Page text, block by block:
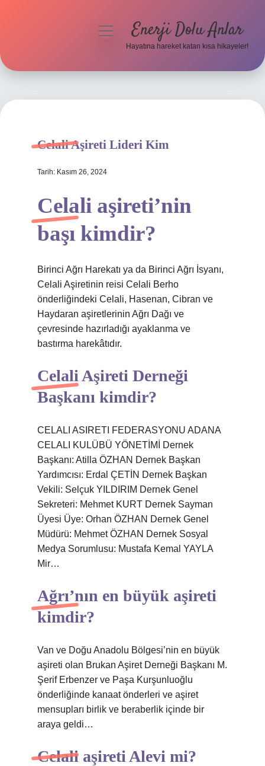
Hakkımızda
menüyüEnerji Dolu Anlar
Hayatına hareket katan kısa hikayeler!
Celali Aşireti Lideri Kim
Tarih: Kasım 26, 2024
Celali aşireti’nin
başı kimdir?
Birinci Ağrı Harekatı ya da Birinci Ağrı İsyanı,
Celali Aşiretinin reisi Celali Berho
önderliğindeki Celali, Hasenan, Cibran ve
Haydaran aşiretlerinin Ağrı Dağı ve
çevresinde hazırladığı ayaklanma ve
bastırma harekâtıdır.
Celali Aşireti Derneği
Başkanı kimdir?
CELALI ASIRETI FEDERASYONU ADANA
CELALI KULÜBÜ YÖNETİMİ Dernek
Başkanı: Atilla ÖZHAN Dernek Başkan
Yardımcısı: Erdal ÇETİN Dernek Başkan
Vekili: Selçuk YILDIRIM Dernek Genel
Sekreteri: Mehmet KURT Dernek Sayman
Üyesi Üye: Orhan ÖZHAN Dernek Genel
Müdürü: Mehmet ÖZHAN Dernek Sosyal
Medya Sorumlusu: Mustafa Kemal YAYLA
Mir…
Ağrı’nın en büyük aşireti
kimdir?
Van ve Doğu Anadolu Bölgesi’nin en büyük
aşireti olan Brukan Aşiret Derneği Başkanı M.
Şerif Erbenzer ve Paşa Kurşunluoğlu
önderliğinde kanaat önderleri ve aşiret
mensupları birlik ve beraberlik içinde bir
araya geldi…
Celali aşireti Alevi mi?